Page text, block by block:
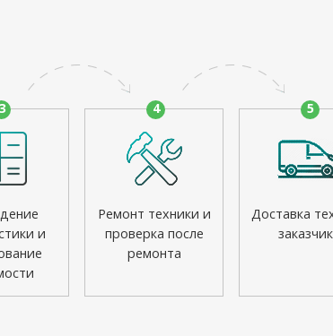
3
и
4
Ремонт техники и
проверка после
ремонта
5
Доставка